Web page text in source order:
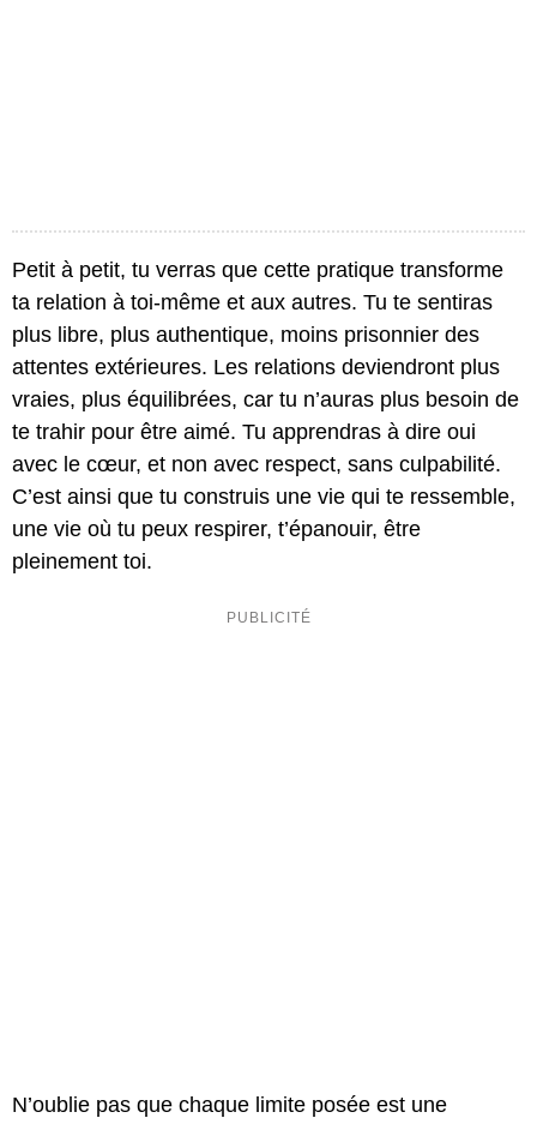
Petit à petit, tu verras que cette pratique transforme
ta relation à toi-même et aux autres. Tu te sentiras
plus libre, plus authentique, moins prisonnier des
attentes extérieures. Les relations deviendront plus
vraies, plus équilibrées, car tu n’auras plus besoin de
te trahir pour être aimé. Tu apprendras à dire oui
avec le cœur, et non avec respect, sans culpabilité.
C’est ainsi que tu construis une vie qui te ressemble,
une vie où tu peux respirer, t’épanouir, être
pleinement toi.
N’oublie pas que chaque limite posée est une